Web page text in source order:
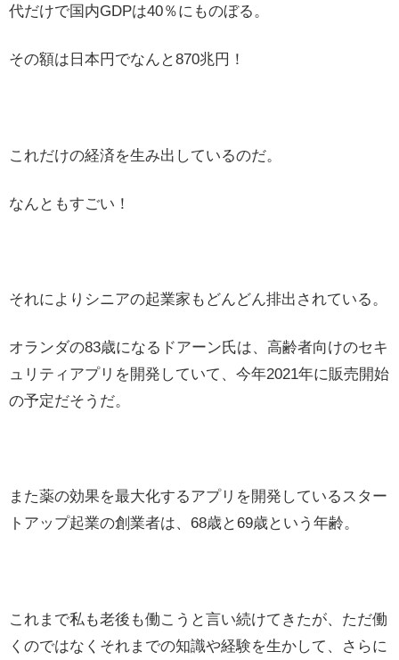
代だけで国内GDPは40％にものぼる。
その額は日本円でなんと870兆円！
これだけの経済を生み出しているのだ。
なんともすごい！
それによりシニアの起業家もどんどん排出されている。
オランダの83歳になるドアーン氏は、高齢者向けのセキ
ュリティアプリを開発していて、今年2021年に販売開始
の予定だそうだ。
また薬の効果を最大化するアプリを開発しているスター
トアップ起業の創業者は、68歳と69歳という年齢。
これまで私も老後も働こうと言い続けてきたが、ただ働
くのではなくそれまでの知識や経験を生かして、さらに